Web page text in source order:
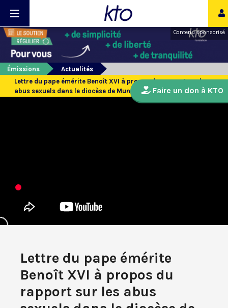
Contenu sponsorisé
Émissions
Actualités
Lettre du pape émérite Benoît XVI à propos du rapport sur les
abus sexuels dans le diocèse de Munich
Lettre du pape émérite
Benoît XVI à propos du
rapport sur les abus
Faire un don à KTO